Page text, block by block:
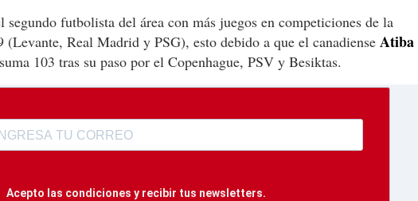
segundo futbolista del área con más juegos en competiciones de la
(Levante, Real Madrid y PSG), esto debido a que el canadiense Atiba
suma 103 tras su paso por el Copenhague, PSV y Besiktas.
Acepto las condiciones y recibir tus newsletters.